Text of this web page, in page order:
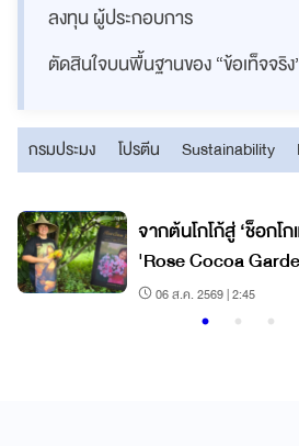
ลงทุน ผู้ประกอบการ
ตัดสินใจบนพื้นฐานของ “ข้อเท็จจริง
กรมประมง โปรตีน Sustainability
จากต้นโกโก้สู่ ‘ช็อกโ
'Rose Cocoa
06 ส.ค. 2569 | 2:45